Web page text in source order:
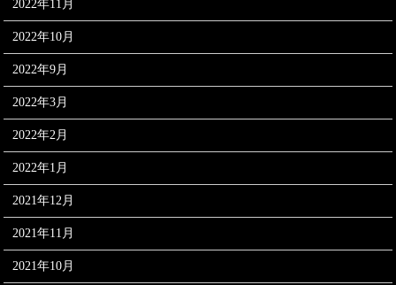
2022年11月
2022年10月
2022年9月
2022年3月
2022年2月
2022年1月
2021年12月
2021年11月
2021年10月